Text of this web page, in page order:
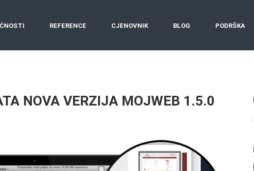
REFERENCE CJENOVNIK BLOG PODRŠKA
NOVA VERZIJA MOJWEB 1.5.0